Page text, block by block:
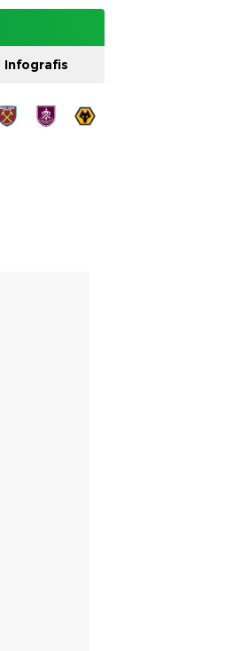
Infografis